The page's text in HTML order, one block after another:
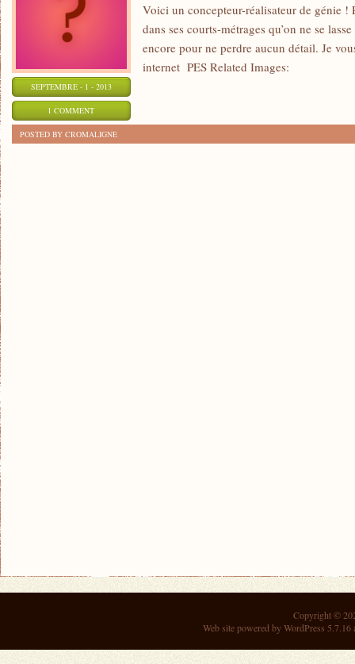
SEPTEMBRE - 1 - 2013
1 COMMENT
Voici un concepteur-réalisateur de génie !
dans ses courts-métrages qu’on ne se
encore pour ne perdre aucun détail. Je
internet PES Related Images:
POSTED BY CROMALIGNE
Copyright ©
Web site powered byWordPress 5.7.16